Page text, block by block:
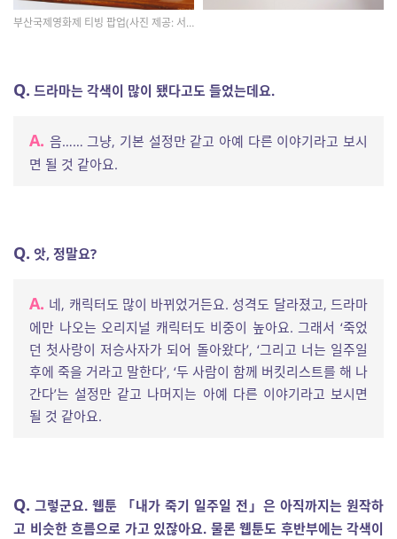
부산국제영화제 티빙 팝업(사진 제공: 서은채 작가님)
Q. 드라마는 각색이 많이 됐다고도 들었는데요.
A. 음…… 그냥, 기본 설정만 같고 아예 다른 이야기라고 보시
면 될 것 같아요.
Q. 앗, 정말요?
A. 네, 캐릭터도 많이 바뀌었거든요. 성격도 달라졌고, 드라마
에만 나오는 오리지널 캐릭터도 비중이 높아요. 그래서 ‘죽었
던 첫사랑이 저승사자가 되어 돌아왔다’, ‘그리고 너는 일주일
후에 죽을 거라고 말한다’, ‘두 사람이 함께 버킷리스트를 해 나
간다’는 설정만 같고 나머지는 아예 다른 이야기라고 보시면
될 것 같아요.
Q. 그렇군요. 웹툰 「내가 죽기 일주일 전」은 아직까지는 원작하
고 비슷한 흐름으로 가고 있잖아요. 물론 웹툰도 후반부에는 각색이